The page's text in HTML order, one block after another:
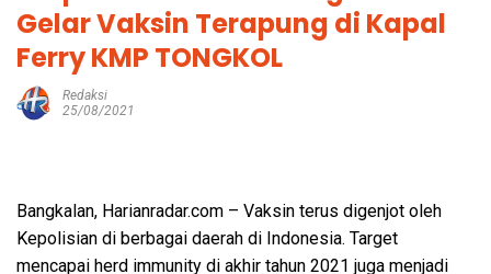
Gelar Vaksin Terapung di Kapal
Ferry KMP TONGKOL
Redaksi
25/08/2021
Bangkalan, Harianradar.com – Vaksin terus digenjot oleh
Kepolisian di berbagai daerah di Indonesia. Target
mencapai herd immunity di akhir tahun 2021 juga menjadi